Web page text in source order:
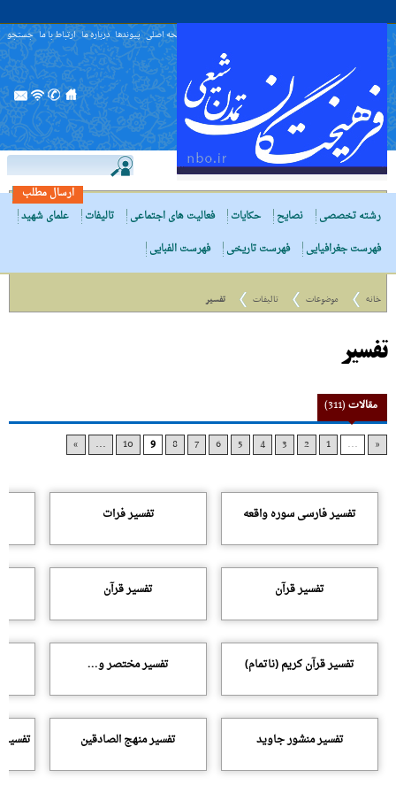
صفحه اصلی پیوندها درباره ما ارتباط با ما جستجو
ارسال مطلب
رشته تخصصی
نصایح حکایات فعالیت های اجتماعی تالیفات
علمای شهید
فهرست جغرافیایی
فهرست تاریخی فهرست الفبایی
خانه موضوعات تالیفات تفسیر
تفسیر
مقالات(311)
«
...
1
2
3
4
5
6
7
8
9
10
...
»
تفسیر فارسى سوره واقعه تفسیر فرات
تفسیر قرآن تفسیر قرآن
تفسیر قرآن کریم (ناتمام) تفسیر مختصر و...
تفسیر منشور جاوید تفسیر منهج الصادقین